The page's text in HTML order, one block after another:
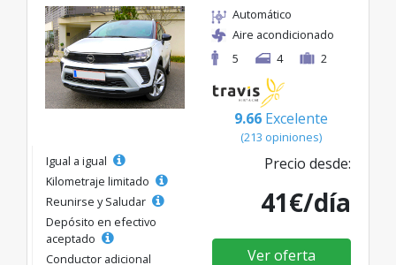
Automático
Aire acondicionado
5
4 2
9.66 Excelente
(213 opiniones)
Igual a igual
Kilometraje limitado
Reunirse y Saludar
Depósito en efectivo
aceptado
Conductor adicional
Precio desde:
41€/día
Ver oferta